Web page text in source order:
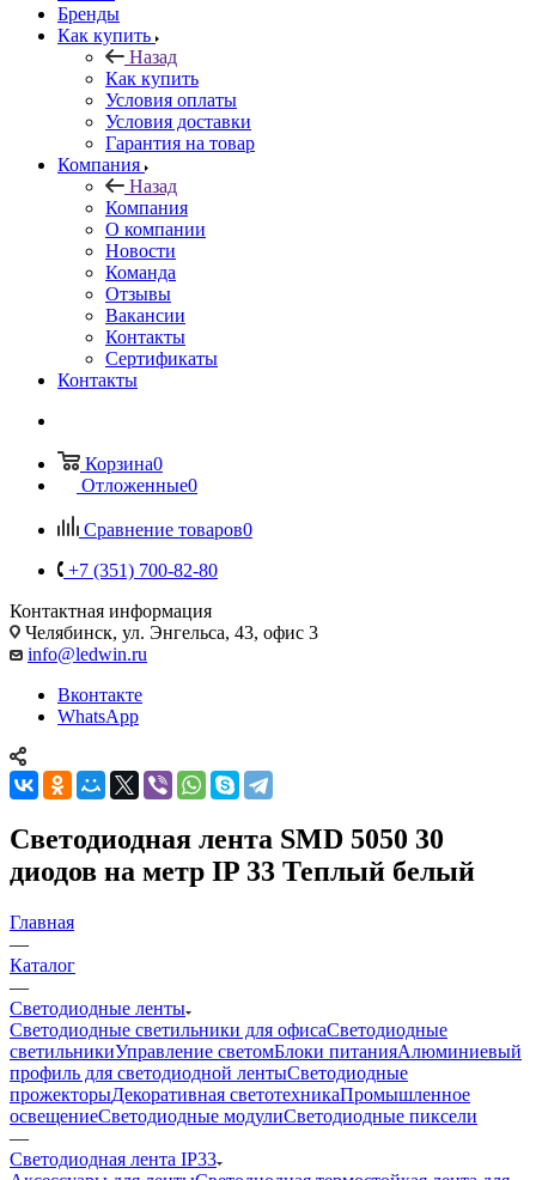
Бренды
Как купить
Назад
Как купить
Условия оплаты
Условия доставки
Гарантия на товар
Компания
Назад
Компания
О компании
Новости
Команда
Отзывы
Вакансии
Контакты
Сертификаты
Контакты
Корзина0
Отложенные0
Сравнение товаров0
+7 (351) 700-82-80
Контактная информация
Челябинск, ул. Энгельса, 43, офис 3
info@ledwin.ru
Вконтакте
WhatsApp
Светодиодная лента SMD 5050 30
диодов на метр IP 33 Теплый белый
Главная
—
Каталог
—
Светодиодные ленты
Светодиодные светильники для офисаСветодиодные
светильникиУправление светомБлоки питанияАлюминиевый
профиль для светодиодной лентыСветодиодные
прожекторыДекоративная светотехникаПромышленное
освещениеСветодиодные модулиСветодиодные пиксели
—
Светодиодная лента IP33